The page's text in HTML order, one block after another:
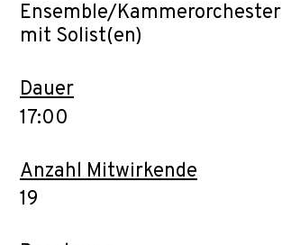
Ensemble/Kammerorchester
mit Solist(en)
Dauer
17:00
Anzahl Mitwirkende
19